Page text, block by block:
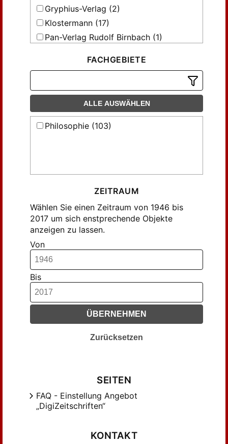
Gryphius-Verlag (2)
Klostermann (17)
Pan-Verlag Rudolf Birnbach (1)
Verlag Anton Hain KG. (26)
Vittorio Klostermann (30)
Westkulturverlag Anton Hain (5)
FACHGEBIETE
ALLE AUSWÄHLEN
Philosophie (103)
ZEITRAUM
Wählen Sie einen Zeitraum von 1946 bis
2017 um sich enstprechende Objekte
anzeigen zu lassen.
Von
Bis
ÜBERNEHMEN
Zurücksetzen
SEITEN
FAQ - Einstellung Angebot
„DigiZeitschriften“
KONTAKT